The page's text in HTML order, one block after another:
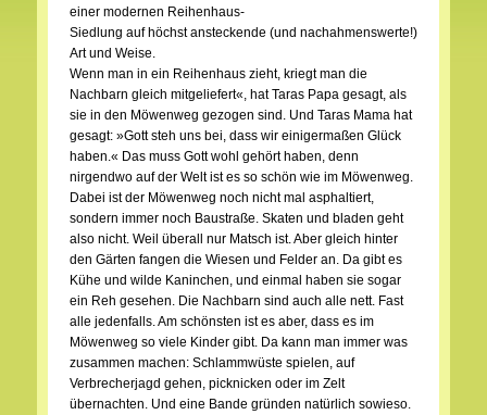
einer modernen Reihenhaus-
Siedlung auf höchst ansteckende (und nachahmenswerte!)
Art und Weise.
Wenn man in ein Reihenhaus zieht, kriegt man die
Nachbarn gleich mitgeliefert«, hat Taras Papa gesagt, als
sie in den Möwenweg gezogen sind. Und Taras Mama hat
gesagt: »Gott steh uns bei, dass wir einigermaßen Glück
haben.« Das muss Gott wohl gehört haben, denn
nirgendwo auf der Welt ist es so schön wie im Möwenweg.
Dabei ist der Möwenweg noch nicht mal asphaltiert,
sondern immer noch Baustraße. Skaten und bladen geht
also nicht. Weil überall nur Matsch ist. Aber gleich hinter
den Gärten fangen die Wiesen und Felder an. Da gibt es
Kühe und wilde Kaninchen, und einmal haben sie sogar
ein Reh gesehen. Die Nachbarn sind auch alle nett. Fast
alle jedenfalls. Am schönsten ist es aber, dass es im
Möwenweg so viele Kinder gibt. Da kann man immer was
zusammen machen: Schlammwüste spielen, auf
Verbrecherjagd gehen, picknicken oder im Zelt
übernachten. Und eine Bande gründen natürlich sowieso.